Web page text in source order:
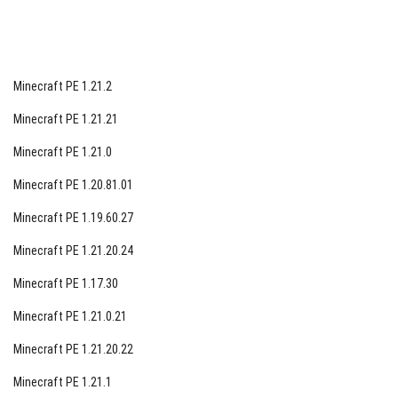
blok miodu i 4 puste fiolki.
Pszczoły teraz znajdują się we wszystkich ciepłych
biomach, najczęściej w lasach. Możesz rozpoznać ich
normalny i agresywny.
zaatakować użytkownika, nie dając szans na atak i
ucieczkę.
Minecraft PE 1.21.2
Minecraft PE 1.21.21
Minecraft PE 1.21.0
Minecraft PE 1.20.81.01
Minecraft PE 1.19.60.27
Minecraft PE 1.21.20.24
Minecraft PE 1.17.30
Minecraft PE 1.21.0.21
Minecraft PE 1.21.20.22
Minecraft PE 1.21.1